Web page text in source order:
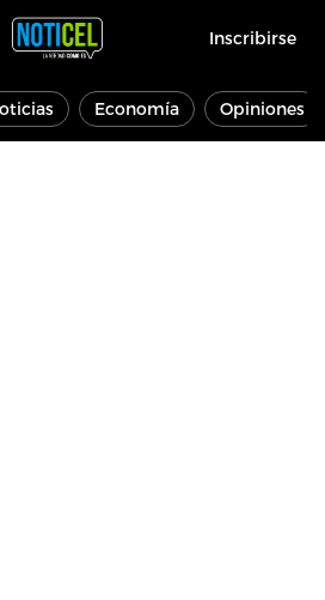
Inscribirse
Economía Opiniones